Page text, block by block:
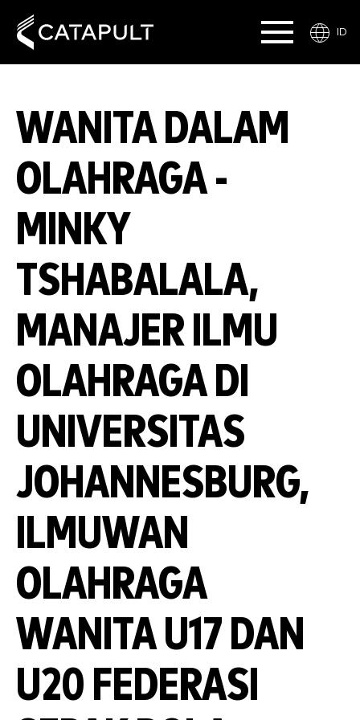
ID
WANITA DALAM
OLAHRAGA -
MINKY
TSHABALALA,
MANAJER ILMU
OLAHRAGA DI
UNIVERSITAS
JOHANNESBURG,
ILMUWAN
OLAHRAGA
WANITA U17 DAN
U20 FEDERASI